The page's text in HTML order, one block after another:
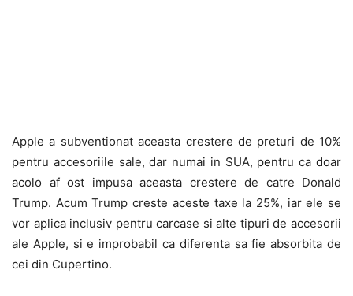
Apple a subventionat aceasta crestere de preturi de 10%
pentru accesoriile sale, dar numai in SUA, pentru ca doar
acolo af ost impusa aceasta crestere de catre Donald
Trump. Acum Trump creste aceste taxe la 25%, iar ele se
vor aplica inclusiv pentru carcase si alte tipuri de accesorii
ale Apple, si e improbabil ca diferenta sa fie absorbita de
cei din Cupertino.